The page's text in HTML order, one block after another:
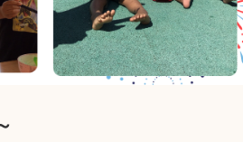
利用者の声
バシーポリシー